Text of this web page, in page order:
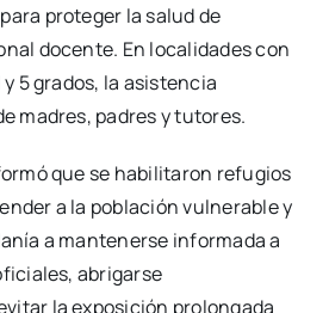
proteger la salud de
docente. En localidades con
5 grados, la asistencia
madres, padres y tutores.
que se habilitaron refugios
a la población vulnerable y
a mantenerse informada a
abrigarse
la exposición prolongada